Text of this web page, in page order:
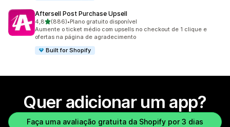
Aftersell Post Purchase Upsell
4,8de 5 estrelas
(886)
886 avaliações ao todo
•Plano gratuito disponível
Aumente o ticket médio com upsells no checkout de 1 clique e
ofertas na página de agradecimento
Built for Shopify
Quer adicionar um app?
Faça uma avaliação gratuita da Shopify por 3 dias